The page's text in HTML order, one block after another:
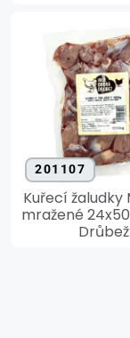
201107
Kuřecí žaludky
mražené
Drůbež